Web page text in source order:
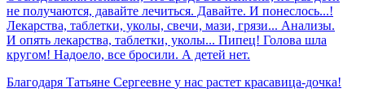
не получаются, давайте лечиться. Давайте. И понеслось...!
Лекарства, таблетки, уколы, свечи, мази, грязи... Анализы.
И опять лекарства, таблетки, уколы... Пипец! Голова шла
кругом! Надоело, все бросили. А детей нет.
Благодаря Татьяне Сергеевне у нас растет красавица-дочка!